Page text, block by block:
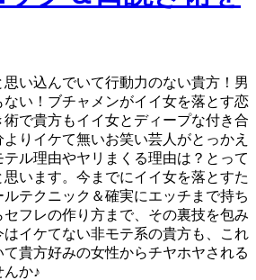
い込んでいて行動力のない貴方！男
い！ブチャメンがイイ女を落とす恋
で貴方もイイ女とディープな付き合
りイケて無いお笑い芸人がとっかえ
ル理由やヤリまくる理由は？とって
います。今までにイイ女を落とすた
テクニック＆確実にエッチまで持ち
フレの作り方まで、その裏技を包み
イケてない非モテ系の貴方も、これ
貴方好みの女性からチヤホヤされる
んか♪